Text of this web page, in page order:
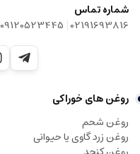
شماره تماس
02191693816
|
09120523445
روغن های خوراکی
روغن شحم
روغن زرد گاوی یا حیوانی